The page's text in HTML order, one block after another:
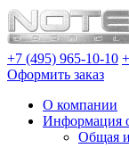
+7 (495) 965-10-10
Оформить заказ
О компании
Информация
Общая